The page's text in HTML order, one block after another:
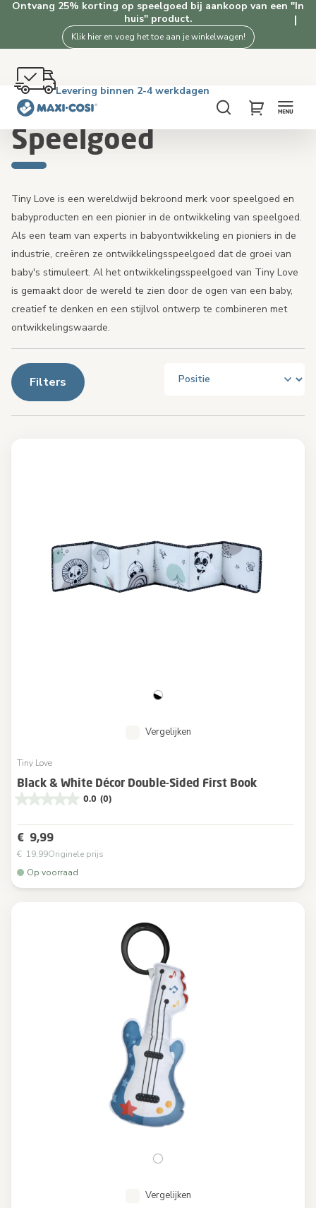
Ontvang 25% korting op speelgoed bij aankoop van een "In
huis" product.
Klik hier en voeg het toe aan je winkelwagen!
Gratis verzending vanaf €50. Shop nu!
4.5★ van 2.5K+ tevreden klanten
Levering binnen 2-4 werkdagen
Gratis retourneren binnen 100 dagen
ZoekenMy Cart
Home Speelgoed
Speelgoed
Tiny Love is een wereldwijd bekroond merk voor speelgoed en
babyproducten en een pionier in de ontwikkeling van speelgoed.
Als een team van experts in babyontwikkeling en pioniers in de
industrie, creëren ze ontwikkelingsspeelgoed dat de groei van
baby's stimuleert. Al het ontwikkelingsspeelgoed van Tiny Love
is gemaakt door de wereld te zien door de ogen van een baby,
creatief te denken en een stijlvol ontwerp te combineren met
ontwikkelingswaarde.
Filters
Vergelijken
Tiny Love
Black & White Décor Double-Sided First Book
0.0 (0)
€ 9,99
€ 19,99Originele prijs
Op voorraad
Vergelijken